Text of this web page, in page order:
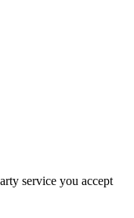
service you accept